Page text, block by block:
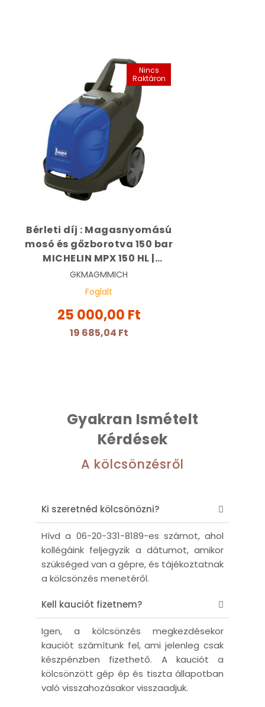
Nincs
Raktáron
Bérleti díj : Magasnyomású
mosó és gőzborotva 150 bar
MICHELIN MPX 150 HL |
MICHELIN 24332
GKMAGMMICH
Foglalt
25 000,00 Ft
19 685,04 Ft
Gyakran Ismételt
Kérdések
A kölcsönzésről
Ki szeretnéd kölcsönözni?
Hívd a 06-20-331-8189-es számot, ahol
kollégáink feljegyzik a dátumot, amikor
szükséged van a gépre, és tájékoztatnak
a kölcsönzés menetéről.
Kell kauciót fizetnem?
Igen, a kölcsönzés megkezdésekor
kauciót számítunk fel, ami jelenleg csak
készpénzben fizethető. A kauciót a
kölcsönzött gép ép és tiszta állapotban
való visszahozásakor visszaadjuk.